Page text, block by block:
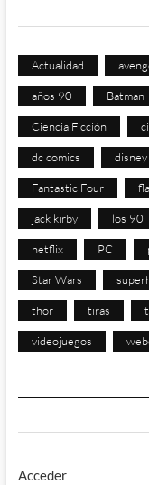
Actualidad
años 90 Batman
Ciencia Ficción
dc comics disney
Fantastic Four
jack kirby los 90
netflix PC
Star Wars
thor tiras
videojuegos
Acceder